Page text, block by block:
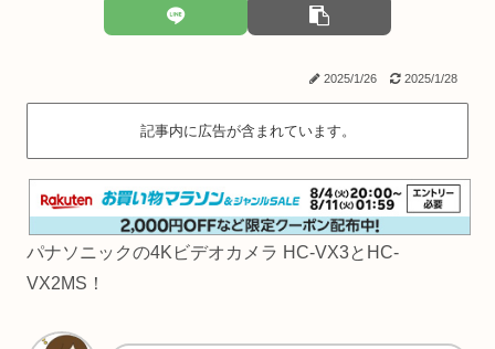
2025/1/26 2025/1/28
記事内に広告が含まれています。
パナソニックの4Kビデオカメラ HC-VX3とHC-
VX2MS！